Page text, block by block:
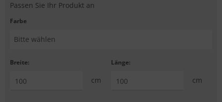
Passen Sie Ihr Produkt an
Farbe
Breite:
cm
Länge:
cm